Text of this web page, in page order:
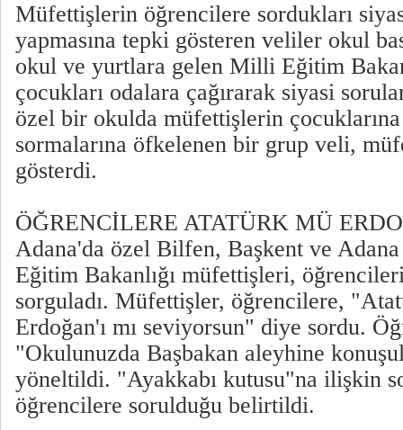
Müfettişlerin öğrencilere sordukları
yapmasına tepki gösteren veliler okul
okul ve yurtlara gelen Milli Eğitim
çocukları odalara çağırarak siyasi
özel bir okulda müfettişlerin
sormalarına öfkelenen bir grup veli,
gösterdi.
ÖĞRENCİLERE ATATÜRK MÜ
Adana'da özel Bilfen, Başkent ve
Eğitim Bakanlığı müfettişleri,
sorguladı. Müfettişler, öğrencilere,
Erdoğan'ı mı seviyorsun" diye sordu.
"Okulunuzda Başbakan aleyhine
yöneltildi. "Ayakkabı kutusu"na ilişkin
öğrencilere sorulduğu belirtildi.